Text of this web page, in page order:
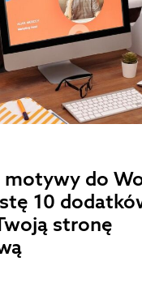
do
10
stronę